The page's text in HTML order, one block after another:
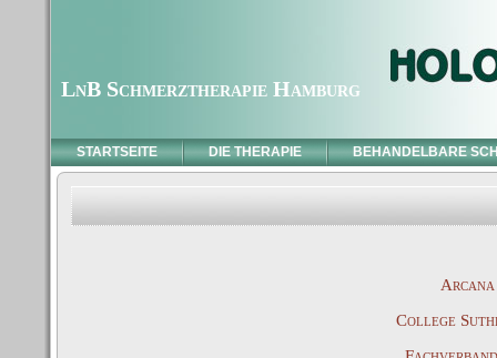
LnB Schmerztherapie Hamburg
STARTSEITE DIE THERAPIE BEHANDELBARE
College